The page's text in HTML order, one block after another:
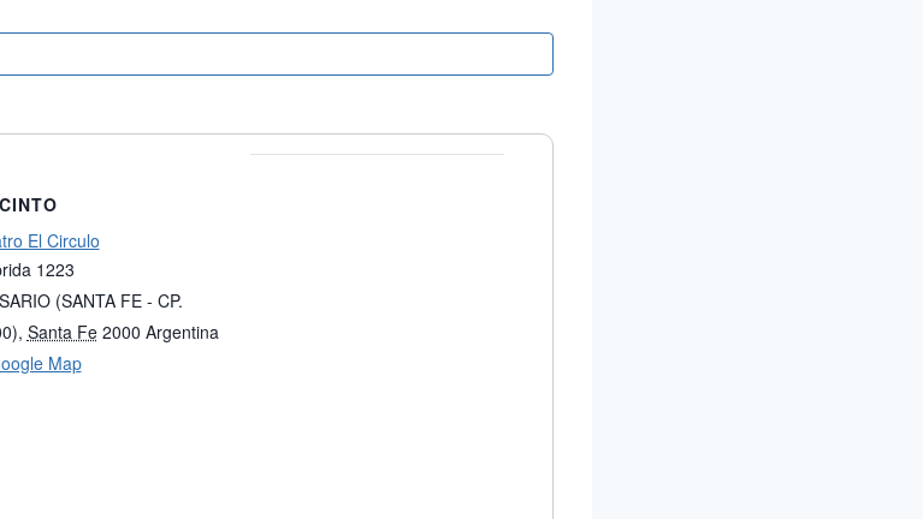
El Circulo
1223
(SANTA FE - CP.
, Santa Fe 2000 Argentina
Map